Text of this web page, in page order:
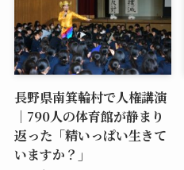
長野県南箕輪村で人権講演
｜790人の体育館が静まり
返った「精いっぱい生きて
いますか？」